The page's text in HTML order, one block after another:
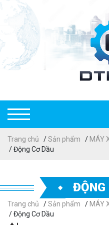
Trang chủ /Sản phẩm / MÁY
/ Động Cơ Dầu
ĐỘNG
Trang chủ /Sản phẩm / MÁY
/ Động Cơ Dầu